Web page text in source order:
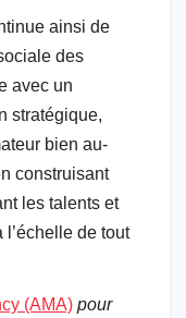
ainsi de
des
avec un
stratégique,
bien au-
construisant
les talents et
de tout
(AMA) pour